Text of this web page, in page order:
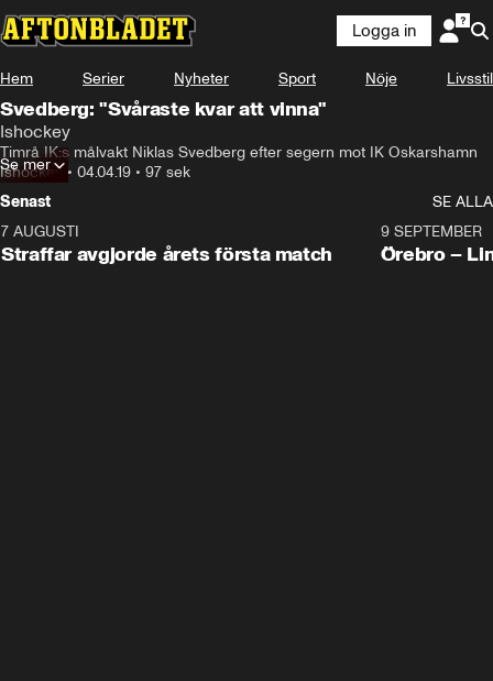
Logga in
Hem Serier Nyheter Sport Nöje Livsstil
Svedberg: "Svåraste kvar att vinna"
Ishockey
Timrå IK:s målvakt Niklas Svedberg efter segern mot IK Oskarshamn
Ishockey• 04.04.19 • 97 sek
Se mer
Senast
SE ALLA
7 AUGUSTI
Straffar avgjorde årets första match
Plus
9 SEPTEMBER
Örebro –